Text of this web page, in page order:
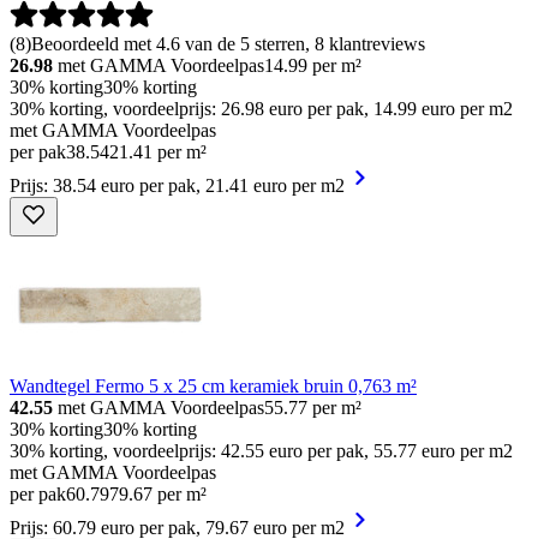
(8)Beoordeeld met 4.6 van de 5 sterren, 8 klantreviews
26.98 met GAMMA Voordeelpas14.99 per m²
30% korting30% korting
30% korting, voordeelprijs: 26.98 euro per pak, 14.99 euro per m2
met GAMMA Voordeelpas
per pak38.5421.41 per m²
Prijs: 38.54 euro per pak, 21.41 euro per m2
Wandtegel Fermo 5 x 25 cm keramiek bruin 0,763 m²
42.55 met GAMMA Voordeelpas55.77 per m²
30% korting30% korting
30% korting, voordeelprijs: 42.55 euro per pak, 55.77 euro per m2
met GAMMA Voordeelpas
per pak60.7979.67 per m²
Prijs: 60.79 euro per pak, 79.67 euro per m2